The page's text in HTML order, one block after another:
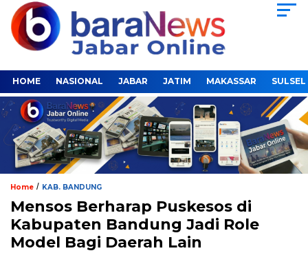
HOME NASIONAL JABAR JATIM MAKASSAR SULSEL
Home / KAB. BANDUNG
Mensos Berharap Puskesos di
Kabupaten Bandung Jadi Role
Model Bagi Daerah Lain